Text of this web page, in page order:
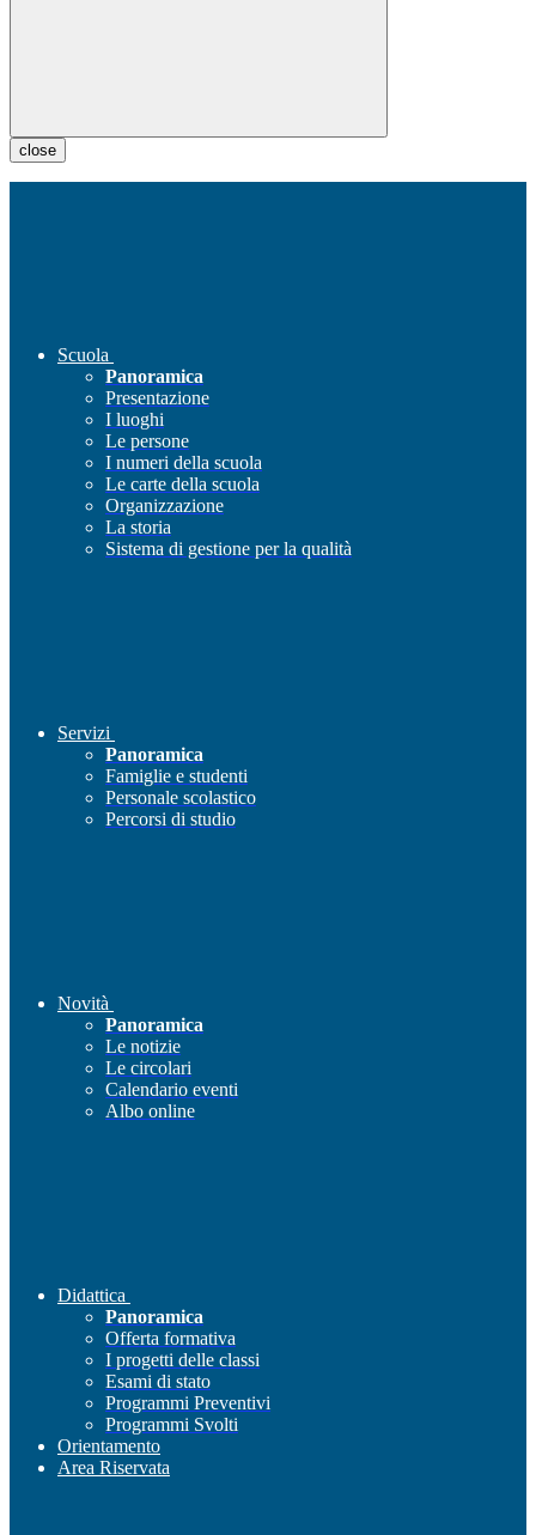
close
Scuola
Panoramica
Presentazione
I luoghi
Le persone
I numeri della scuola
Le carte della scuola
Organizzazione
La storia
Sistema di gestione per la qualità
Servizi
Panoramica
Famiglie e studenti
Personale scolastico
Percorsi di studio
Novità
Panoramica
Le notizie
Le circolari
Calendario eventi
Albo online
Didattica
Panoramica
Offerta formativa
I progetti delle classi
Esami di stato
Programmi Preventivi
Programmi Svolti
Orientamento
Area Riservata